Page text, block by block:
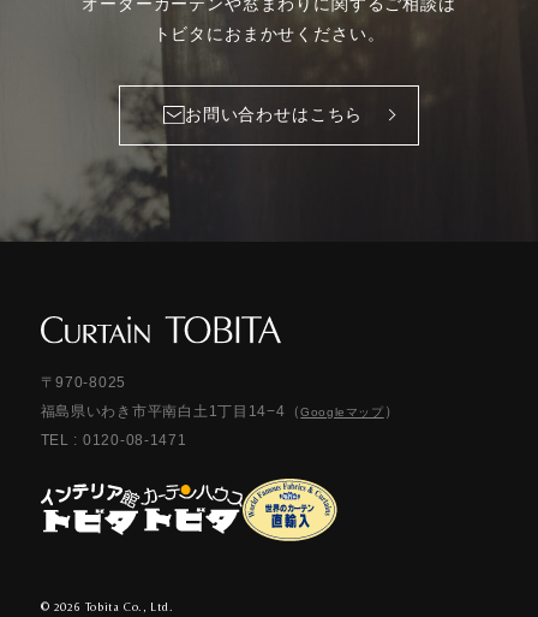
トビタにおまかせください。
お問い合わせはこちら
〒970-8025
福島県いわき市平南白土1丁目14−4 （Googleマップ ）
TEL : 0120-08-1471
©︎ 2026 Tobita Co., Ltd.